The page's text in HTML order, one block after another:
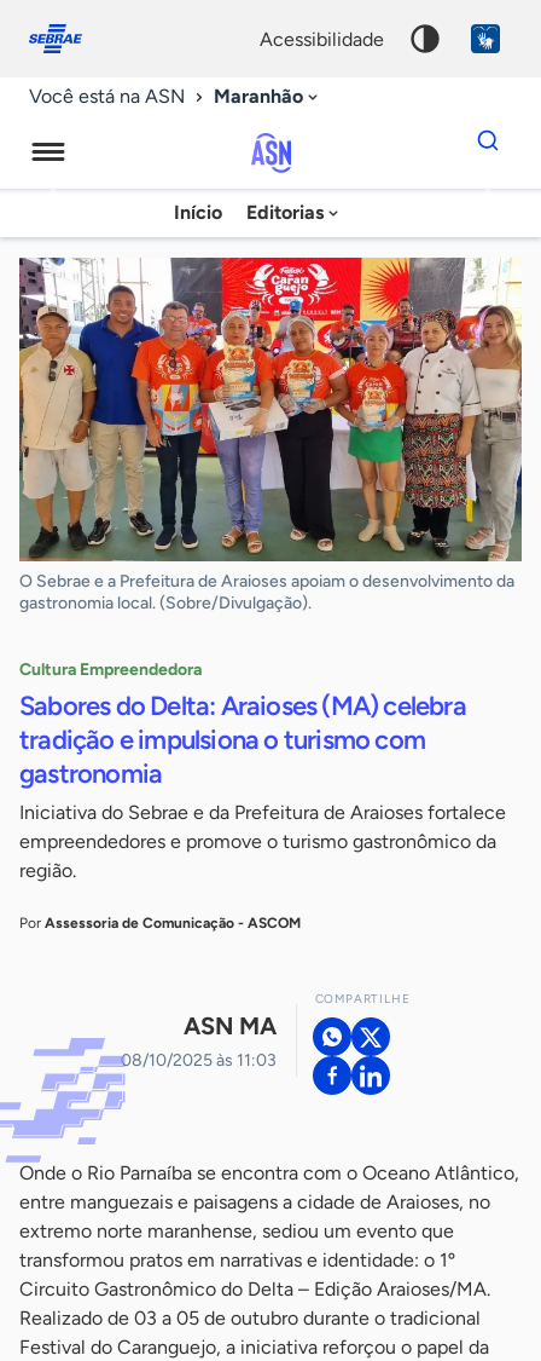
conosco
acessibilidade
Você está na ASN Maranhão
Agência
Sebrae
de
Notícias
Início Editorias
Dados
para
chave
O Sebrae e a Prefeitura de Araioses apoiam o desenvolvimento da
gastronomia local. (Sobre/Divulgação).
Cultura Empreendedora
Sabores do Delta: Araioses (MA) celebra
tradição e impulsiona o turismo com
gastronomia
Iniciativa do Sebrae e da Prefeitura de Araioses fortalece
empreendedores e promove o turismo gastronômico da
região.
Por Assessoria de Comunicação - ASCOM
ASN MA
08/10/2025 às 11:03
COMPARTILHE
Onde o Rio Parnaíba se encontra com o Oceano Atlântico,
entre manguezais e paisagens a cidade de Araioses, no
extremo norte maranhense, sediou um evento que
transformou pratos em narrativas e identidade: o 1º
Circuito Gastronômico do Delta – Edição Araioses/MA.
Realizado de 03 a 05 de outubro durante o tradicional
Festival do Caranguejo, a iniciativa reforçou o papel da